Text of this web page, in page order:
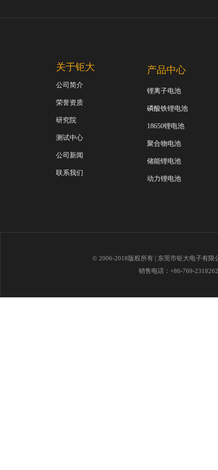
关于钜大
公司简介
荣誉资质
研究院
测试中心
公司新闻
联系我们
产品中心
锂离子电池
磷酸铁锂电池
18650锂电池
聚合物电池
储能锂电池
动力锂电池
© 2006-2018版权所有 | 东莞市钜大电子有
销售电话：+86-769-